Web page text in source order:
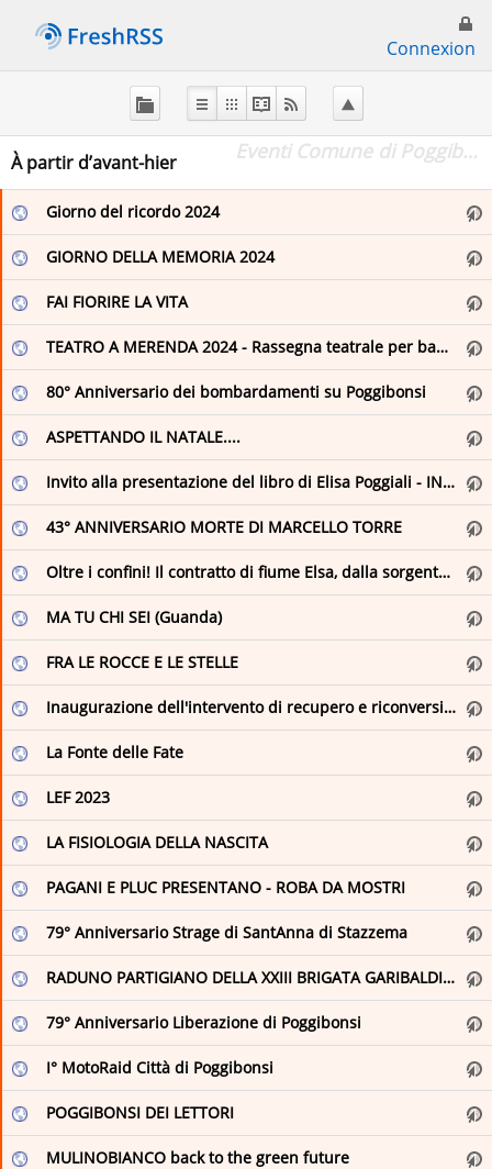
Connexion
À
FreshRSS
Flux principal
Favoris (0)
en
Elizabeth Minchilli
English
Museo Nazionale Romano
Parks.it: News from the Italian Parks
Romeing | Rome's english magazine, events and exhibitions in Rome
The Romewise Blog
VISITAREGGIO
Italie .fr
Parks.it: Actualites
Città di Arona: eventi e manifestazioni
Città di Ventimiglia
Comune di Biella
Comune di Briona
Comune di Momo
Comune di Romentino
Concerti & Spettacoli
Eventi Comune di Poggibonsi
Feed RSS – Comune di Palermo
Lombardia Notizie Online
Museo Nazionale Romano
Parks.it: News e comunicati dai Parchi
Regioni.it - Notizie dal sito Regioni.it - Turismo
À partir d’avant-hier Eventi Comune di Poggibonsi
Giorno del ricordo 2024
GIORNO DELLA MEMORIA 2024
FAI FIORIRE LA VITA
TEATRO A MERENDA 2024 - Rassegna teatrale per bambini e famiglie - XXVIII EDIZIONE
80° Anniversario dei bombardamenti su Poggibonsi
ASPETTANDO IL NATALE....
Invito alla presentazione del libro di Elisa Poggiali - INDELEBILE
43° ANNIVERSARIO MORTE DI MARCELLO TORRE
Oltre i confini! Il contratto di fiume Elsa, dalla sorgente alla foce
MA TU CHI SEI (Guanda)
FRA LE ROCCE E LE STELLE
Inaugurazione dell'intervento di recupero e riconversione dell'edificio di piazza XVIII luglio
La Fonte delle Fate
LEF 2023
LA FISIOLOGIA DELLA NASCITA
PAGANI E PLUC PRESENTANO - ROBA DA MOSTRI
79° Anniversario Strage di SantAnna di Stazzema
RADUNO PARTIGIANO DELLA XXIII BRIGATA GARIBALDI GUIDO BOSCAGLIA
79° Anniversario Liberazione di Poggibonsi
I° MotoRaid Città di Poggibonsi
POGGIBONSI DEI LETTORI
MULINOBIANCO back to the green future